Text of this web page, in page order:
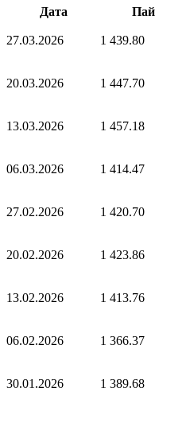
Дата
Пай
27.03.2026 1 439.80
20.03.2026 1 447.70
13.03.2026 1 457.18
06.03.2026 1 414.47
27.02.2026 1 420.70
20.02.2026 1 423.86
13.02.2026 1 413.76
06.02.2026 1 366.37
30.01.2026 1 389.68